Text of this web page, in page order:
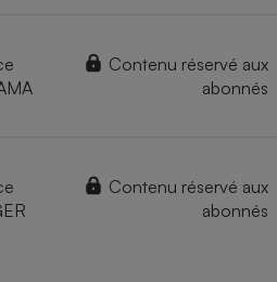
Contenu réservé aux
abonnés
Contenu réservé aux
abonnés